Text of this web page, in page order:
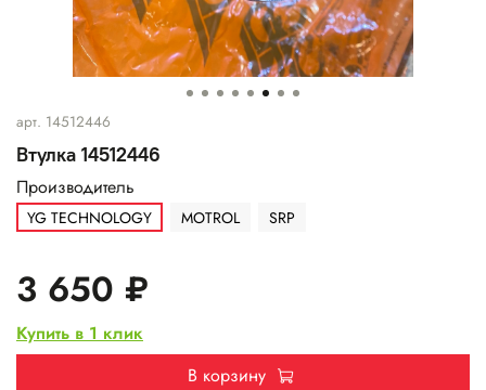
арт. 14512446
Втулка 14512446
Производитель
YG TECHNOLOGY MOTROL SRP
3 650 ₽
Купить в 1 клик
В корзину